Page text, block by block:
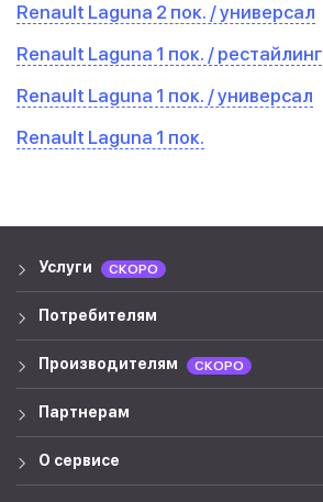
Renault Laguna 2 пок. / универсал
Renault Laguna 1 пок. / рестайлинг
Renault Laguna 1 пок. / универсал
Renault Laguna 1 пок.
Услуги СКОРО
Потребителям
Производителям СКОРО
Партнерам
О сервисе